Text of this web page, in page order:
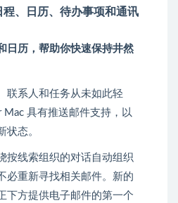
、日历、待办事项和通讯
日历，帮助你快速保持井然
联系人和任务从未如此轻
具有推送邮件支持，以
状态。
按线索组织的对话自动组织
必重新寻找相关邮件。新的
下方提供电子邮件的第一个